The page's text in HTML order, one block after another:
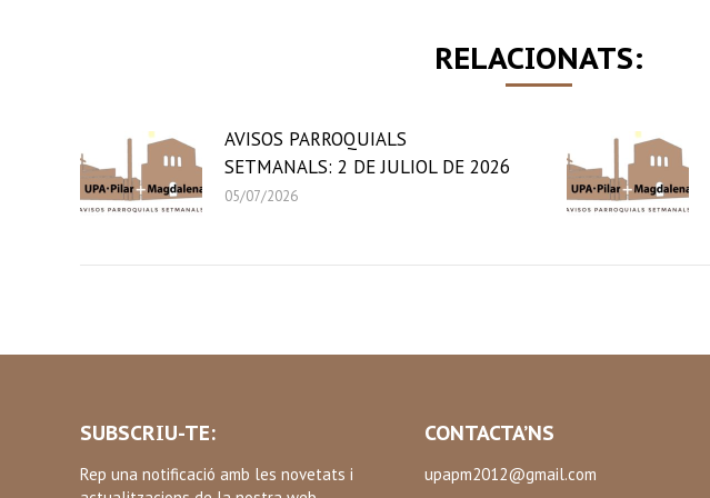
RELACIONATS:
AVISOS PARROQUIALS
SETMANALS: 2 DE JULIOL DE 2026
05/07/2026
SUBSCRIU-TE:
Rep una notificació amb les novetats i
CONTACTA’NS
upapm2012@gmail.com